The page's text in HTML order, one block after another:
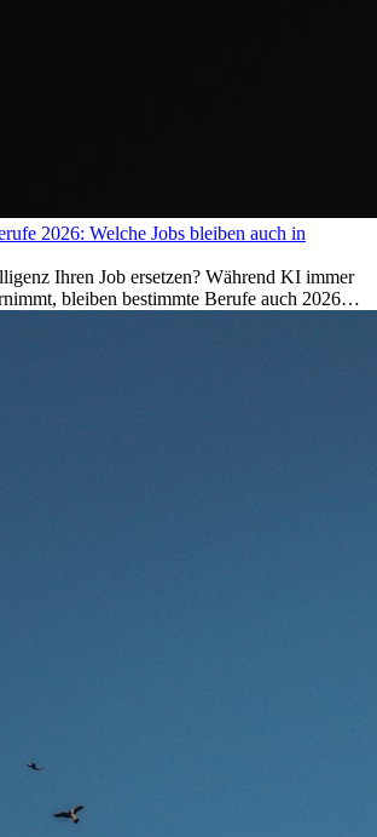
2026: Welche Jobs bleiben auch in
Ihren Job ersetzen? Während KI immer
bleiben bestimmte Berufe auch 2026